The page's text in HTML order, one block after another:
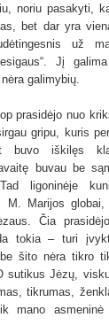
noriu pasakyti,
bet dar yra
už
Jį
galimybių.
prasidėjo nuo
gripu, kuris
buvo iškilęs
buvau be
ligoninėje
M. Marijos globai,
Čia
tokia – turi
šito nėra tikro
sutikus Jėzų,
tikrumas,
mano asmeninė